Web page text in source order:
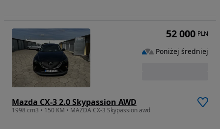
Mazda CX-3 2.0 Skypassion AWD
1998 cm3 • 150 KM • MAZDA CX-3 Skypassion awd
52 000 PLN
Poniżej średniej